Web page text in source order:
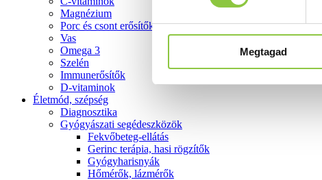
Megtagad
Magnézium
Porc és csont erősítők
Vas
Omega 3
Szelén
Immunerősítők
D-vitaminok
Életmód, szépség
Diagnosztika
Gyógyászati segédeszközök
Fekvőbeteg-ellátás
Gerinc terápia, hasi rögzítők
Gyógyharisnyák
Hőmérők, lázmérők